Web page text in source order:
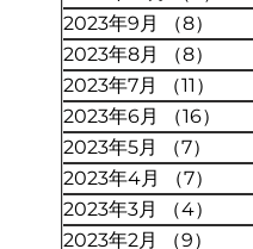
2023年9月
（8）
2023年8月
（8）
2023年7月
（11）
2023年6月
（16）
2023年5月
（7）
2023年4月
（7）
2023年3月
（4）
2023年2月
（9）